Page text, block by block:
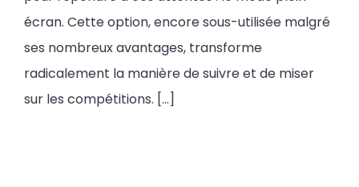
écran. Cette option, encore sous-utilisée malgré
ses nombreux avantages, transforme
radicalement la manière de suivre et de miser
sur les compétitions. […]